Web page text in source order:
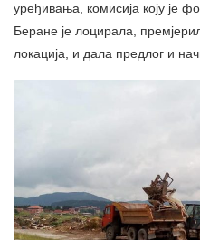
уређивања, комисија коју је
Беране је лоцирала,
локација, и дала предлог и